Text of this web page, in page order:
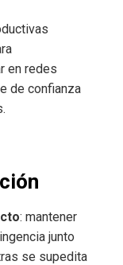
en redes
de confianza
: mantener
junto
se supedita